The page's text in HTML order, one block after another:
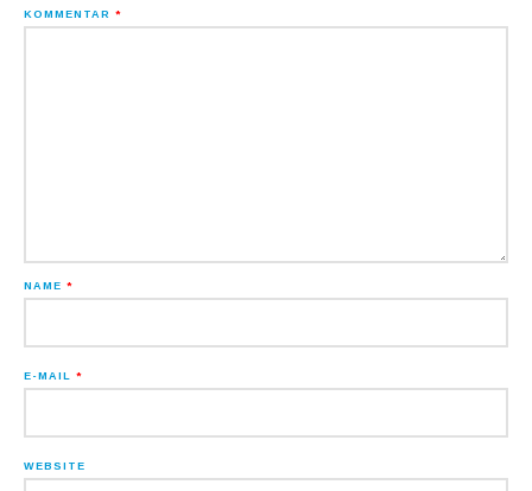
KOMMENTAR *
NAME *
E-MAIL *
WEBSITE